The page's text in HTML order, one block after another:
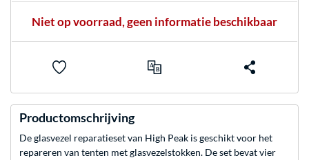
Niet op voorraad, geen informatie beschikbaar
Productomschrijving
De glasvezel reparatieset van High Peak is geschikt voor het
repareren van tenten met glasvezelstokken. De set bevat vier